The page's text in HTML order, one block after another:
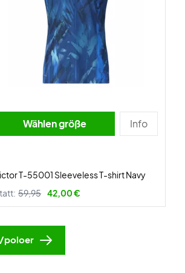
Wählen größe Info
T-55001 Sleeveless T-shirt Navy
59,95 42,00 €
poloer